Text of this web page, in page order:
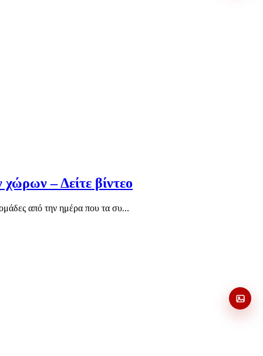
– Δείτε βίντεο
από την ημέρα που τα συ...